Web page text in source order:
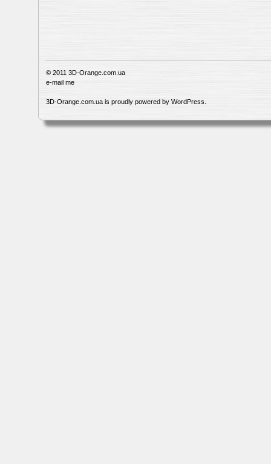
© 2011 3D-Orange.com.ua
e-mail me
3D-Orange.com.ua is proudly powered by WordPress